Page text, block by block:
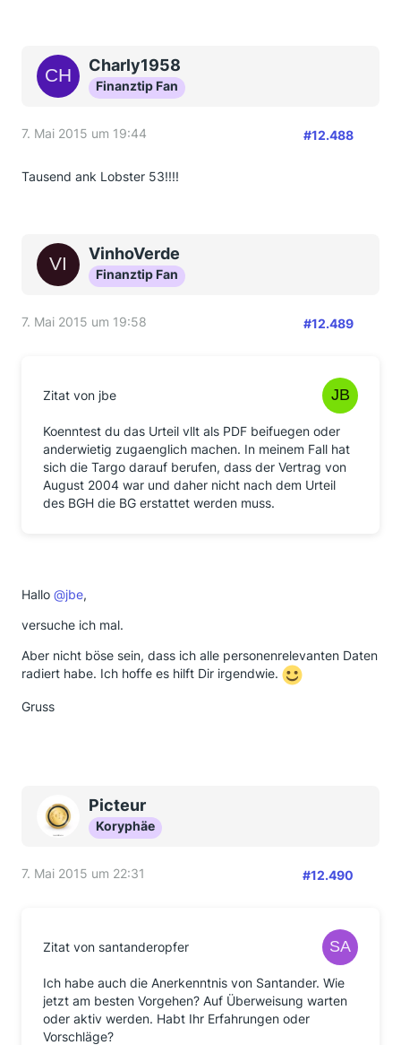
Charly1958
Finanztip Fan
7. Mai 2015 um 19:44 #12.488
Tausend ank Lobster 53!!!!
VinhoVerde
Finanztip Fan
7. Mai 2015 um 19:58 #12.489
Zitat von jbe
Koenntest du das Urteil vllt als PDF beifuegen oder
anderwietig zugaenglich machen. In meinem Fall hat
sich die Targo darauf berufen, dass der Vertrag von
August 2004 war und daher nicht nach dem Urteil
des BGH die BG erstattet werden muss.
Hallo @jbe,
versuche ich mal.
Aber nicht böse sein, dass ich alle personenrelevanten Daten
radiert habe. Ich hoffe es hilft Dir irgendwie.
Gruss
Picteur
Koryphäe
7. Mai 2015 um 22:31 #12.490
Zitat von santanderopfer
Ich habe auch die Anerkenntnis von Santander. Wie
jetzt am besten Vorgehen? Auf Überweisung warten
oder aktiv werden. Habt Ihr Erfahrungen oder
Vorschläge?